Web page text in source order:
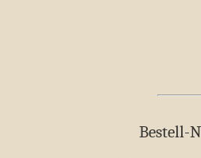
Bestell-